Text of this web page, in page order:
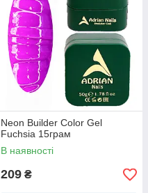
Neon Builder Color Gel
Fuchsia 15грам
В наявності
209 ₴